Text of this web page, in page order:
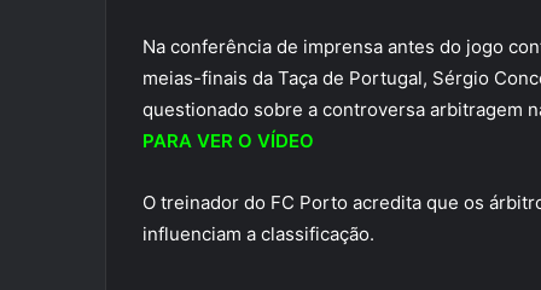
Na conferência de imprensa antes do jogo
meias-finais da Taça de Portugal, Sérgio
questionado sobre a controversa arbitragem
PARA VER O VÍDEO
O treinador do FC Porto acredita que os
influenciam a classificação.